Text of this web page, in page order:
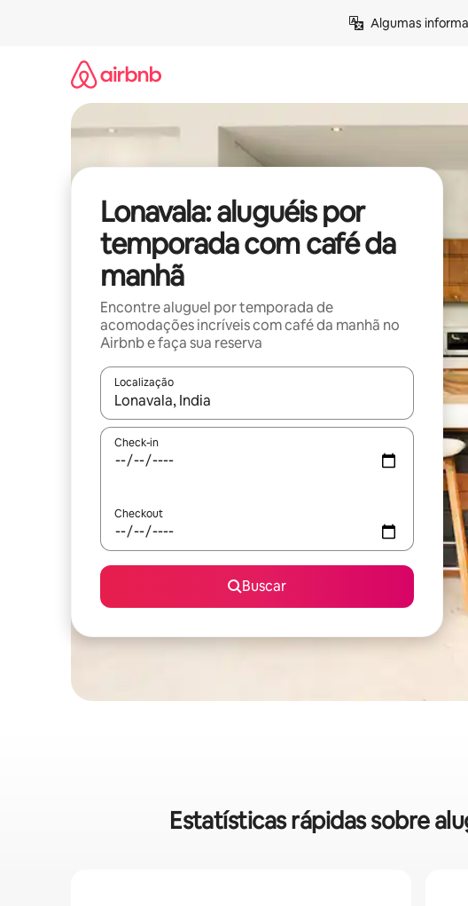
Algumas
Lonavala: aluguéis por
temporada com café da
manhã
Encontre aluguel por temporada de
acomodações incríveis com café da manhã no
Airbnb e faça sua reserva
Localização
Quando os resultados estiverem disponíveis, explore-os
Check-in
Checkout
Buscar
Estatísticas rápidas sobre